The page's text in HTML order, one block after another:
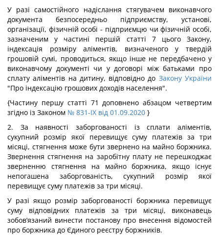
У разі самостійного надіслання стягувачем виконавчого
документа безпосередньо підприємству, установі,
організації, фізичній особі - підприємцю чи фізичній особі,
зазначеним у частині першій статті 7 цього Закону,
індексація розміру аліментів, визначеного у твердій
грошовій сумі, проводиться, якщо інше не передбачено у
виконавчому документі чи у договорі між батьками про
сплату аліментів на дитину, відповідно до Закону України
"Про індексацію грошових доходів населення".
{Частину першу статті 71 доповнено абзацом четвертим
згідно із Законом № 831-IX від 01.09.2020 }
2. За наявності заборгованості із сплати аліментів,
сукупний розмір якої перевищує суму платежів за три
місяці, стягнення може бути звернено на майно боржника.
Звернення стягнення на заробітну плату не перешкоджає
зверненню стягнення на майно боржника, якщо існує
непогашена заборгованість, сукупний розмір якої
перевищує суму платежів за три місяці.
У разі якщо розмір заборгованості боржника перевищує
суму відповідних платежів за три місяці, виконавець
зобов’язаний винести постанову про внесення відомостей
про боржника до Єдиного реєстру боржників.